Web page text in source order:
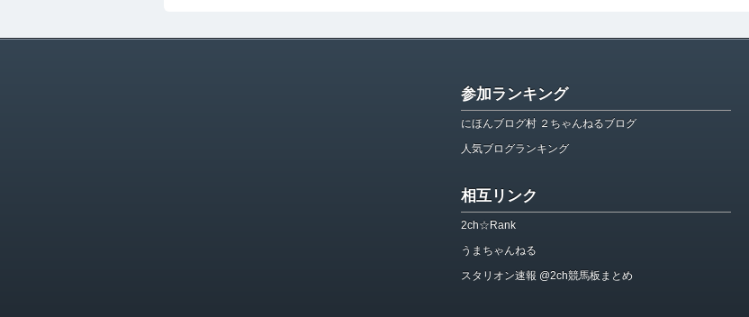
参加ランキング
にほんブログ村 ２ちゃんねるブログ
人気ブログランキング
相互リンク
2ch☆Rank
うまちゃんねる
スタリオン速報 @2ch競馬板まとめ